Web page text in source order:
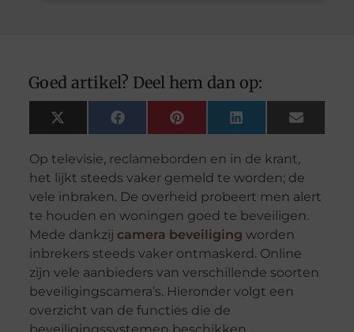
Goed artikel? Deel hem dan op:
X
(Twitter)
FacebookPinterest LinkedIn Email
Op televisie, reclameborden en in de krant,
het lijkt steeds vaker gemeld te worden; de
vele inbraken. De overheid probeert men alert
te houden en woningen goed te beveiligen.
Mede dankzij camera beveiliging worden
inbrekers steeds vaker ontmaskerd. Online
zijn vele aanbieders van verschillende soorten
beveiligingscamera’s. Hieronder volgt een
overzicht van de functies die de